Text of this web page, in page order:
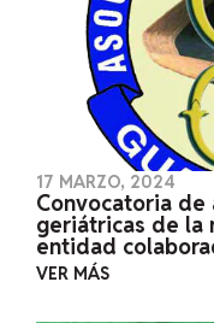
17 MARZO, 2024
Convocatoria de
geriátricas de la
entidad
VER MÁS